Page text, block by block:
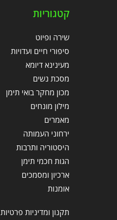
קטגוריות
שירה ופיוט
סיפורי חיים ועדויות
מעינינא דיומא
מסכת נשים
מכון מחקר בואי תימן
מילון מונחים
מאמרים
ירחוני העמותה
היסטוריה ותרבות
הגות חכמי תימן
ארכיון ומסמכים
אומנות
תקנון ומדיניות פרטיות